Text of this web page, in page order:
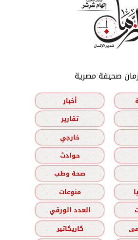
صحيفة مصرية
أخبار
تقارير
خارجي
حوادث
صحة وطب
منوعات
العدد الورقي
كاريكاتير